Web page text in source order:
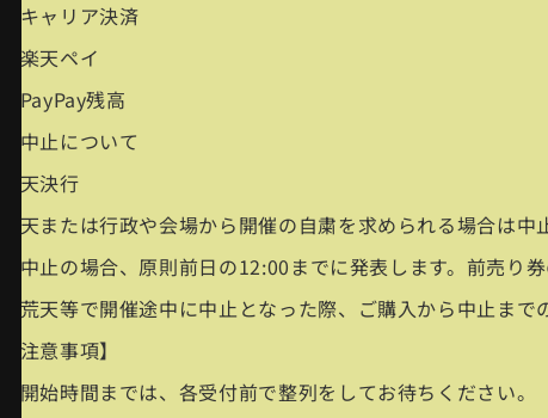
・キャリア決済
・楽天ペイ
・PayPay残高
■中止について
雨天決行
荒天または行政や会場から開催の自粛を求められる場合は中
※中止の場合、原則前日の12:00までに発表します。前売り
※荒天等で開催途中に中止となった際、ご購入から中止ま
【注意事項】
・開始時間までは、各受付前で整列をしてお待ちください。